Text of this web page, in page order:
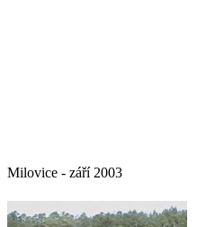
Milovice - září 2003